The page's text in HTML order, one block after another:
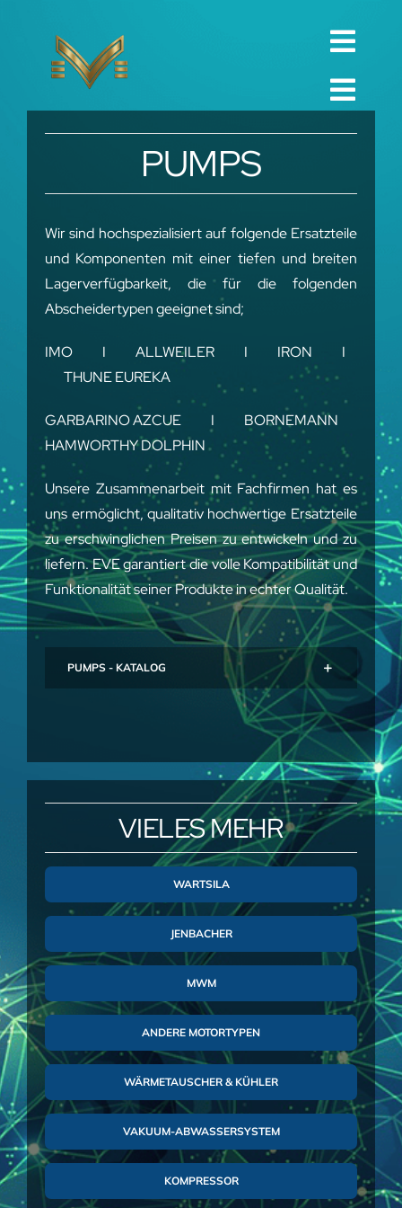
English
中文 (中国)
Français
STARTSEITE
UNTERNEHMEN
ERSATZTEIL
KONTAKT
PUMPS
Wir sind hochspezialisiert auf folgende Ersatzteile
und Komponenten mit einer tiefen und breiten
Lagerverfügbarkeit, die für die folgenden
Abscheidertypen geeignet sind;
IMO I ALLWEILER I IRON I
THUNE EUREKA
GARBARINO AZCUE I BORNEMANN
HAMWORTHY DOLPHIN
Unsere Zusammenarbeit mit Fachfirmen hat es
uns ermöglicht, qualitativ hochwertige Ersatzteile
zu erschwinglichen Preisen zu entwickeln und zu
liefern. EVE garantiert die volle Kompatibilität und
Funktionalität seiner Produkte in echter Qualität.
PUMPS - KATALOG
VIELES MEHR
WARTSILA
JENBACHER
MWM
ANDERE MOTORTYPEN
WÄRMETAUSCHER & KÜHLER
VAKUUM-ABWASSERSYSTEM
KOMPRESSOR